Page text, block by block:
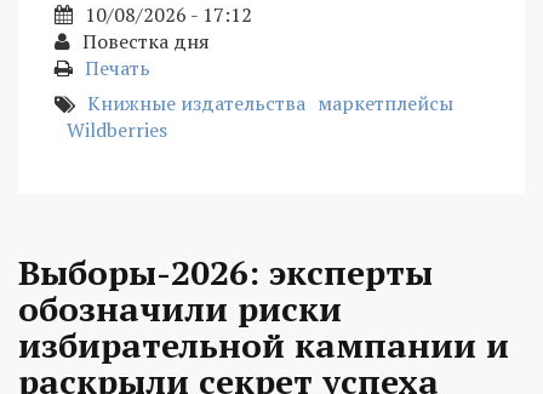
10/08/2026 - 17:12
Повестка дня
Печать
Книжные издательства маркетплейсы
Wildberries
Выборы-2026: эксперты
обозначили риски
избирательной кампании и
раскрыли секрет успеха